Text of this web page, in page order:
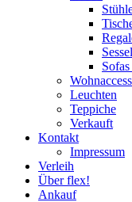
Sessel
Leuchten
Teppiche
Verkauft
Kontakt
Impressum
Verleih
Über flex!
Ankauf